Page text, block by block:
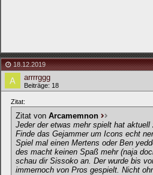
18.12.2019
arrrrggg
Beiträge: 18
Zitat:
Zitat von Arcamemnon
Jeder der etwas mehr spielt hat aktuell
Finde das Gejammer um Icons echt
Spiel mal einen Mertens oder Ben
des macht keinen Spaß mehr (naja
schau dir Sissoko an. Der wurde bis
immernoch von Pros gespielt. Nicht